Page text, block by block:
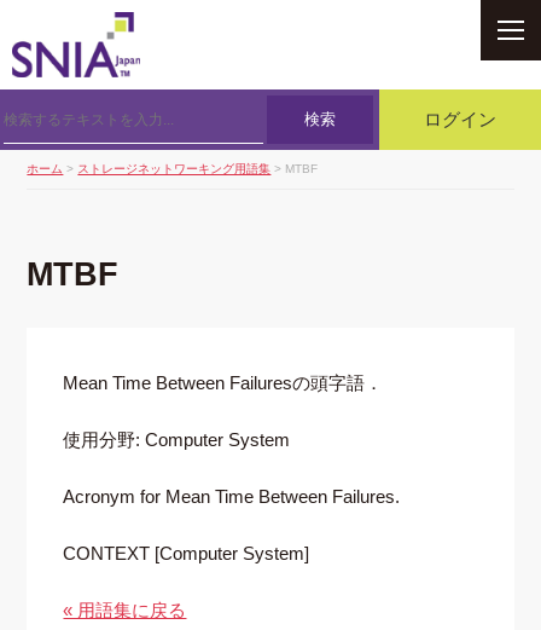
検索 ログイン
ホーム > ストレージネットワーキング用語集 > MTBF
MTBF
Mean Time Between Failuresの頭字語．
使用分野: Computer System
Acronym for Mean Time Between Failures.
CONTEXT [Computer System]
« 用語集に戻る